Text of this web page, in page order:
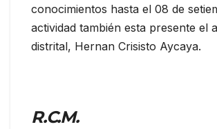
conocimientos hasta el 08 de
actividad también esta presente el
distrital, Hernan Crisisto Aycaya.
R.C.M.